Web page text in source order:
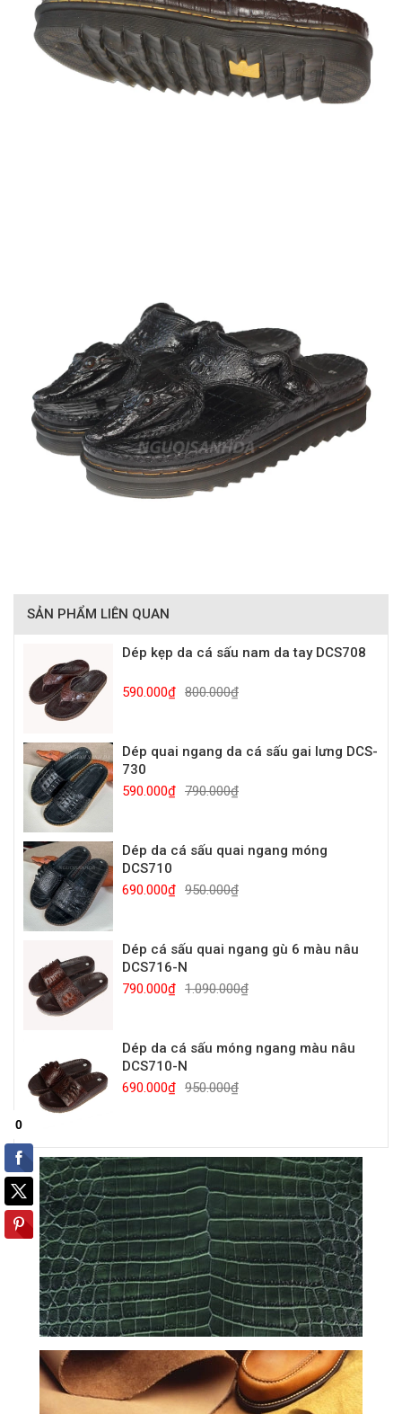
SẢN PHẨM LIÊN QUAN
Dép kẹp da cá sấu nam da tay DCS708
590.000₫ 800.000₫
Dép quai ngang da cá sấu gai lưng DCS-
730
590.000₫ 790.000₫
Dép da cá sấu quai ngang móng
DCS710
690.000₫ 950.000₫
Dép cá sấu quai ngang gù 6 màu nâu
DCS716-N
790.000₫ 1.090.000₫
Dép da cá sấu móng ngang màu nâu
DCS710-N
690.000₫ 950.000₫